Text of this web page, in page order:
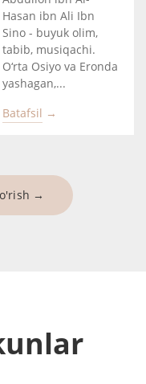
Hasan ibn Ali Ibn
Sino - buyuk olim,
tabib, musiqachi.
O‘rta Osiyo va Eronda
yashagan,...
Batafsil →
→